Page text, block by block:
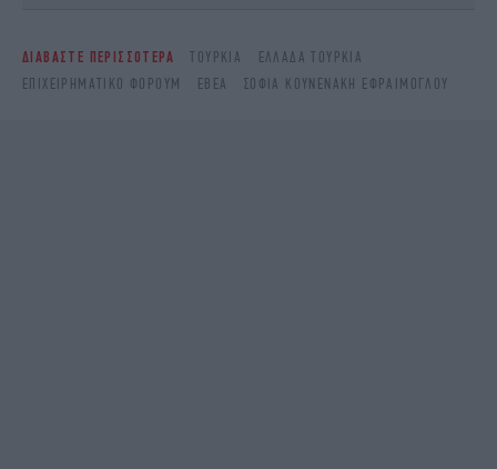
ΔΙΑΒΑΣΤΕ ΠΕΡΙΣΣΟΤΕΡΑ ΤΟΥΡΚΊΑ
ΕΛΛΆΔΑ ΤΟΥΡΚΊΑ
ΕΠΙΧΕΙΡΗΜΑΤΙΚΌ ΦΌΡΟΥΜ
ΕΒΕΑ ΣΟΦΊΑ ΚΟΥΝΕΝΆΚΗ ΕΦΡΑΊΜΟΓΛΟΥ